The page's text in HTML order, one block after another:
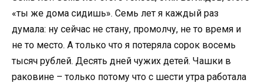
«ты же дома сидишь». Семь лет я каждый раз
думала: ну сейчас не стану, промолчу, не то время и
не то место. А только что я потеряла сорок восемь
тысяч рублей. Десять дней чужих детей. Чашки в
раковине – только потому что с шести утра работала